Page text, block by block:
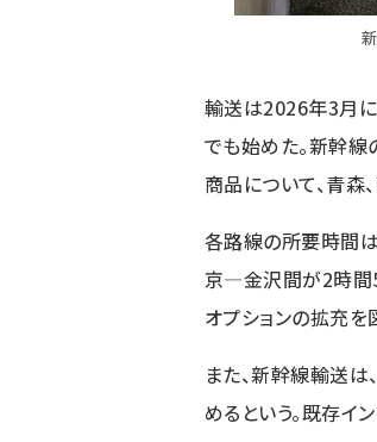
輸送は2026年3月
でも始めた。新幹
商品について、青森
各路線の所要時間
京―金沢間が2時間
オプションの拡充を
また、新幹線輸送
めるという。既存イ